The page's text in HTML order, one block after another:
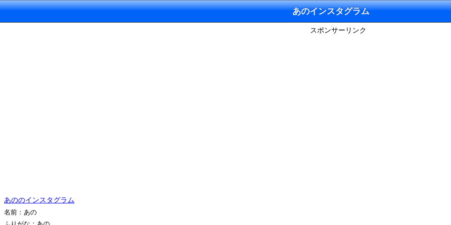
あのインスタグラム
スポンサーリンク
あののインスタグラム
名前：あの